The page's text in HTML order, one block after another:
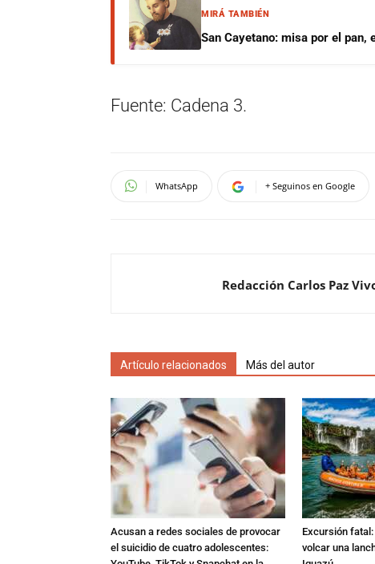
MIRÁ TAMBIÉN
San Cayetano: misa por el pan,
Fuente: Cadena 3.
WhatsApp + Seguinos en Google
Redacción Carlos Paz
Artículo relacionados Más del autor
Acusan a redes sociales de provocar
el suicidio de cuatro adolescentes:
Excursión
volcar una